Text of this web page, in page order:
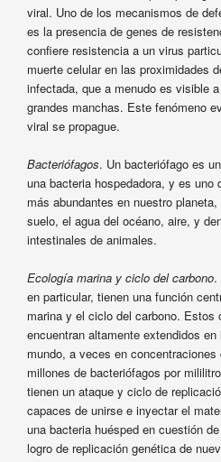
viral. Uno de los mecanismos de
es la presencia de genes de
confiere resistencia a un virus
muerte celular en las proximidades
infectada, que a menudo es visible
grandes manchas. Este fenómeno
viral se propague.
Bacteriófagos. Un bacteriófago es
una bacteria hospedadora, y es uno
más abundantes en nuestro
suelo, el agua del océano, aire, y
intestinales de animales.
Ecología marina y ciclo del carbono.
en particular, tienen una función
marina y el ciclo del carbono. Estos
encuentran altamente extendidos en
mundo, a veces en concentraciones
millones de bacteriófagos por
tienen un ataque y ciclo de
capaces de unirse e inyectar el
una bacteria huésped en cuestión
logro de replicación genética de